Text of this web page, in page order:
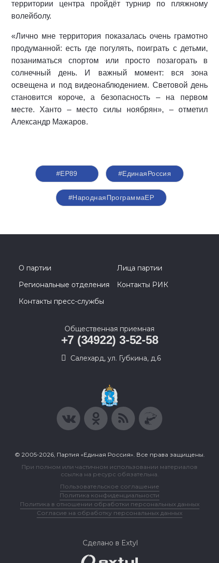
территории центра пройдёт турнир по пляжному
волейболу.
«Лично мне территория показалась очень грамотно
продуманной: есть где погулять, поиграть с детьми,
позаниматься спортом или просто позагорать в
солнечный день. И важный момент: вся зона
освещена и под видеонаблюдением. Световой день
становится короче, а безопасность – на первом
месте. Ханто – место силы ноябрян», – отметил
Александр Мажаров.
#ЕР89 #‎ЕдинаяРоссия
#НароднаяПрограммаЕР
О партии
Лица партии
Региональные отделения
Контакты РИК
Контакты пресс-службы
Общественная приемная
+7 (34922) 3-52-58
Салехард, ул. Губкина, д.6
© 2005-2026, Партия «Единая Россия». Все права защищены.
При полном или частичном использовании материалов
ссылка на ресурс обязательна.
Пользовательское соглашение
Политика конфиденциальности
Политика в отношении обработки персональных данных
Согласие на обработку персональных данных
Сделано в Extyl